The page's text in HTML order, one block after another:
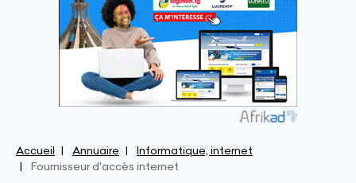
Accueil Annuaire
Informatique, internet
Fournisseur d'accès internet